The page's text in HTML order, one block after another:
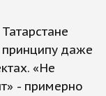
даже
«Не
- примерно